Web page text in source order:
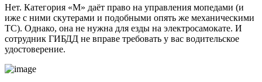
Нет. Категория «M» даёт право на управления мопедами (и
иже с ними скутерами и подобными опять же механическими
ТС). Однако, она не нужна для езды на электросамокате. И
сотрудник ГИБДД не вправе требовать у вас водительское
удостоверение.